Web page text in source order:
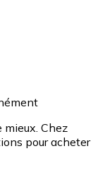
mieux. Chez
pour acheter